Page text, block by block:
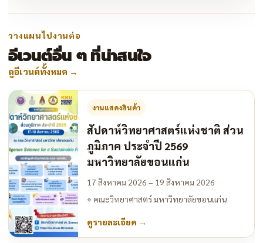
วางแผนไปงานต่อ
อีเวนต์อื่น ๆ ที่น่าสนใจ
ดูอีเวนต์ทั้งหมด →
งานแสดงสินค้า
สัปดาห์วิทยาศาสตร์แห่งชาติ ส่วน
ภูมิภาค ประจำปี 2569
มหาวิทยาลัยขอนแก่น
17 สิงหาคม 2026 – 19 สิงหาคม 2026
⌖ คณะวิทยาศาสตร์ มหาวิทยาลัยขอนแก่น
ดูรายละเอียด →